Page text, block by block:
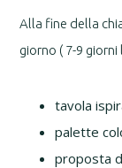
Alla fine della
giorno ( 7-9
tavola
palette
proposta